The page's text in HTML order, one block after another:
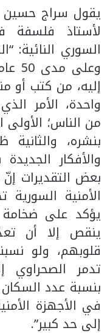
لأستاذ
السوري النائية:
إليه، من كتب أو
واحدة، الأمر
من الناس؛
بنشره،
والأفكار
بعض التقديرات
الأمنية السورية
يؤكد على ضخامة
ينقص إلا أن
قلوبهم، ولو
تدمر الصحراوي
بنسبة عدد
في الأجهزة
إلى حد كبير”.